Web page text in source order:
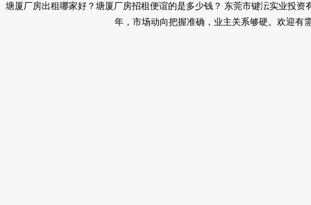
塘厦厂房出租哪家好？塘厦厂房招租便谊的是多少钱？ 东莞市键沄实业投
年，市场动向把握准确，业主关系够硬。欢迎有